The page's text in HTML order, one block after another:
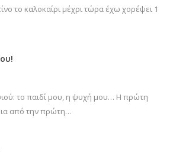
το καλοκαίρι μέχρι τώρα έχω χορέψει 1
το παιδί μου, η ψυχή μου… Η πρώτη
από την πρώτη…